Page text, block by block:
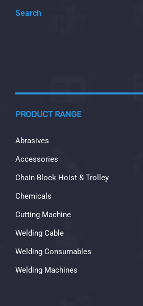
Search
PRODUCT RANGE
Abrasives
Accessories
Chain Block Hoist & Trolley
Chemicals
Cutting Machine
Welding Cable
Welding Consumables
Welding Machines